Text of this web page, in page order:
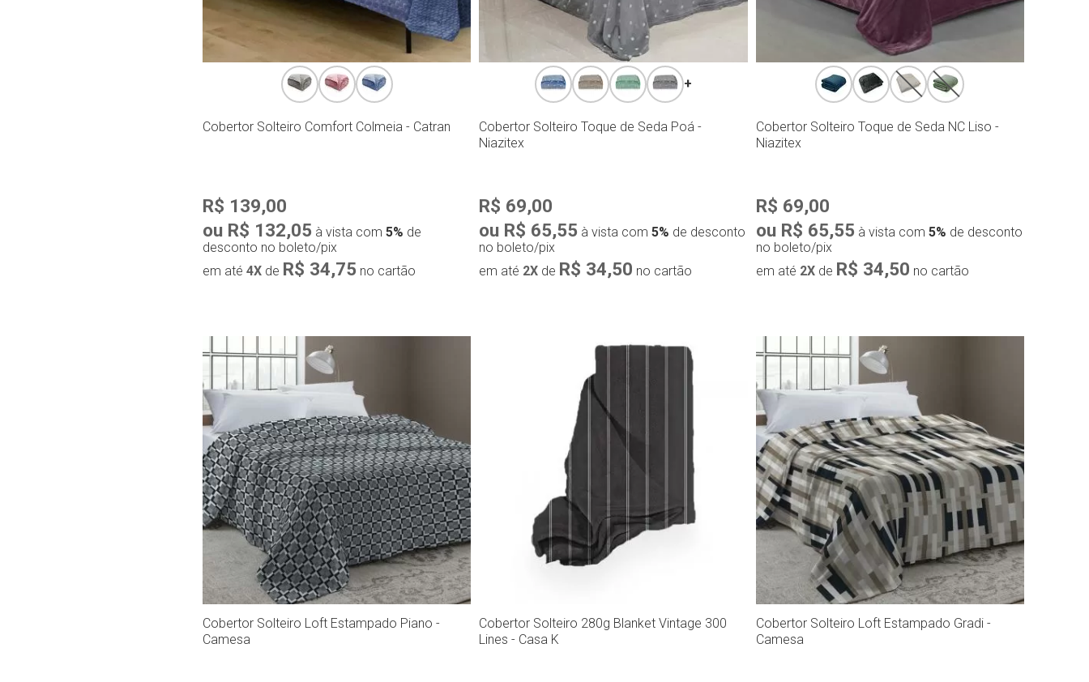
Cobertor Solteiro Comfort Colmeia - Catran
R$ 139,00
ou R$ 132,05 à vista com 5% de
desconto no boleto/pix
em até 4X de R$ 34,75 no cartão
Compra rápida
+
Cobertor Solteiro Toque de Seda Poá -
Niazitex
R$ 69,00
ou R$ 65,55 à vista com5% de desconto
no boleto/pix
em até 2X de R$ 34,50 no cartão
Compra rápida
Cobertor Solteiro Toque de Seda NC Liso -
Niazitex
R$ 69,00
ou R$ 65,55 à vista com 5% de desconto
no boleto/pix
em até 2Xde R$ 34,50 no cartão
Compra rápida
Cobertor Solteiro Loft Estampado Piano -
Camesa
Cobertor Solteiro 280g Blanket Vintage 300
Lines - Casa K
Cobertor Solteiro Loft Estampado Gradi -
Camesa